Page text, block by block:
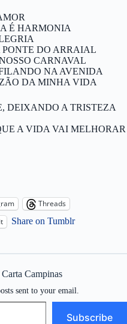
É HARMONIA
PONTE DO ARRAIAL
CARNAVAL
NA AVENIDA
DA MINHA VIDA
DEIXANDO A TRISTEZA
A VIDA VAI MELHORAR
Threads
Share on Tumblr
Campinas
sent to your email.
Subscribe